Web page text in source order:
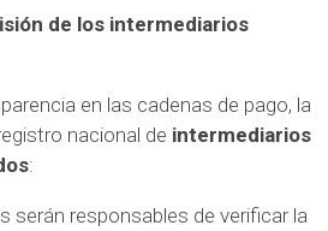
de los intermediarios
en las cadenas de pago, la
nacional de intermediarios
:
serán responsables de verificar la